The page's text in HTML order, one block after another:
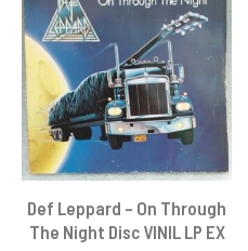
Def Leppard – On Through
The Night Disc VINIL LP EX